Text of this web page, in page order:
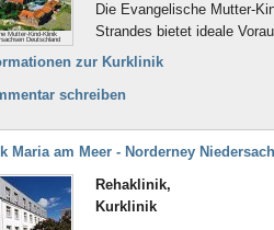
Mutter-Kind-Klinik
Deutschland
Die Evangelische Mutter-
Strandes bietet ideale
zur Kurklinik
schreiben
Maria am Meer - Norderney
Rehaklinik,
Kurklinik